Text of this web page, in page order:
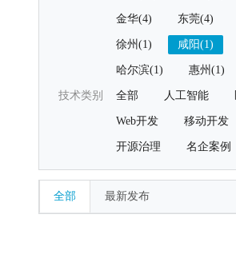
金华(4) 东莞(4)
徐州(1) 咸阳(1)
哈尔滨(1) 惠州(1)
技术类别 全部 人工智能
Web开发 移动开发
开源治理 名企案例
全部 最新发布